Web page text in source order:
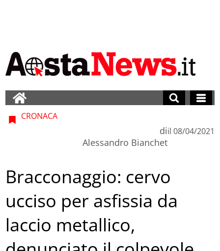
CRONACA
di
Alessandro Bianchet
il 08/04/2021
Bracconaggio: cervo
ucciso per asfissia da
laccio metallico,